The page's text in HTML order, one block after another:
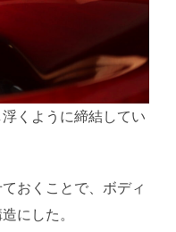
くように締結してい
おくことで、ボディ
にした。